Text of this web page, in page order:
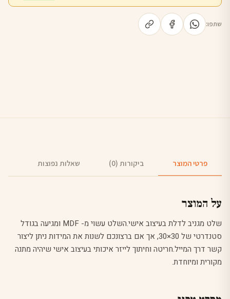
שתפו:
פרטי המוצר ביקורות (0) שאלות נפוצות
על המוצר
שלט מגניב לדלת בעיצוב אישי.השלט עשוי מ- MDF ומגיעה בגודל
סטנדרטי של 30×30, אך אם ברצונכם לשנות את המידות ניתן ליצור
קשר דרך המייל.חריטה וחיתוך לייזר איכותי בעיצוב אישי שיהיה מתנה
מקורית ומיוחדת.